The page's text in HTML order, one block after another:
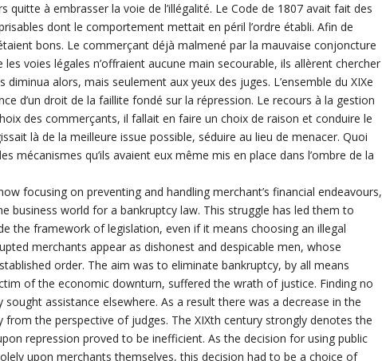
quitte à embrasser la voie de l’illégalité. Le Code de 1807 avait fait des
dont le comportement mettait en péril l’ordre établi. Afin de
bons. Le commerçant déjà malmené par la mauvaise conjoncture
voies légales n’offraient aucune main secourable, ils allèrent chercher
diminua alors, mais seulement aux yeux des juges. L’ensemble du XIXe
d’un droit de la faillite fondé sur la répression. Le recours à la gestion
des commerçants, il fallait en faire un choix de raison et conduire le
là de la meilleure issue possible, séduire au lieu de menacer. Quoi
mécanismes qu’ils avaient eux même mis en place dans l’ombre de la
focusing on preventing and handling merchant’s financial endeavours,
business world for a bankruptcy law. This struggle has led them to
the framework of legislation, even if it means choosing an illegal
merchants appear as dishonest and despicable men, whose
order. The aim was to eliminate bankruptcy, by all means
of the economic downturn, suffered the wrath of justice. Finding no
assistance elsewhere. As a result there was a decrease in the
the perspective of judges. The XIXth century strongly denotes the
repression proved to be inefficient. As the decision for using public
upon merchants themselves, this decision had to be a choice of